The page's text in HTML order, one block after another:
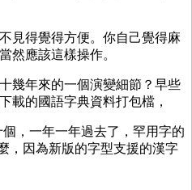
見得覺得方便。你自己覺得麻
然應該這樣操作。
幾年來的一個演變細節？早些
載的國語字典資料打包檔，
，一年一年過去了，罕用字的
，因為新版的字型支援的漢字